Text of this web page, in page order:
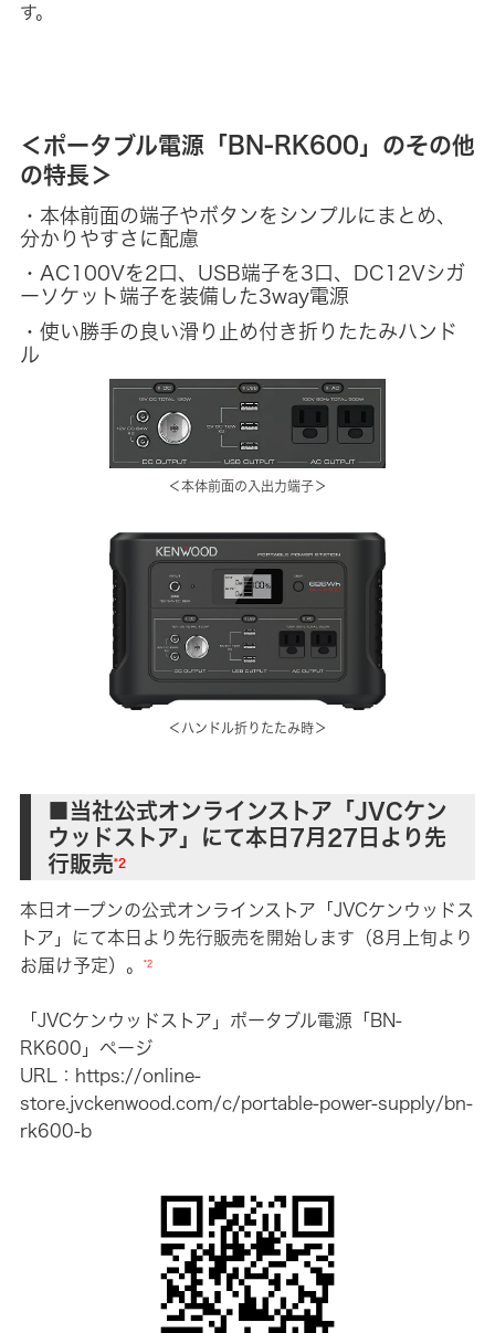
す。
＜ポータブル電源「BN-RK600」のその他
の特長＞
・本体前面の端子やボタンをシンプルにまとめ、
分かりやすさに配慮
・AC100Vを2口、USB端子を3口、DC12Vシガ
ーソケット端子を装備した3way電源
・使い勝手の良い滑り止め付き折りたたみハンド
ル
＜本体前面の入出力端子＞
＜ハンドル折りたたみ時＞
■当社公式オンラインストア「JVCケン
ウッドストア」にて本日7月27日より先
行販売*2
本日オープンの公式オンラインストア「JVCケンウッドス
トア」にて本日より先行販売を開始します（8月上旬より
お届け予定）。
*2
「JVCケンウッドストア」ポータブル電源「BN-
RK600」ページ
URL： https://online-
store.jvckenwood.com/c/portable-power-supply/bn-
rk600-b